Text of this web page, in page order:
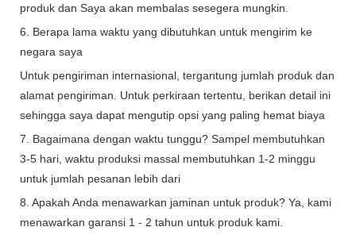
produk dan Saya akan membalas sesegera mungkin.
6. Berapa lama waktu yang dibutuhkan untuk mengirim ke
negara saya
Untuk pengiriman internasional, tergantung jumlah produk dan
alamat pengiriman. Untuk perkiraan tertentu, berikan detail ini
sehingga saya dapat mengutip opsi yang paling hemat biaya
7. Bagaimana dengan waktu tunggu? Sampel membutuhkan
3-5 hari, waktu produksi massal membutuhkan 1-2 minggu
untuk jumlah pesanan lebih dari
8. Apakah Anda menawarkan jaminan untuk produk? Ya, kami
menawarkan garansi 1 - 2 tahun untuk produk kami.